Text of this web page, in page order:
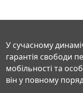
У сучасному
гарантія свободи
мобільності та
він у повному